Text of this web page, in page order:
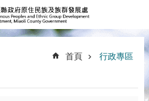
首頁 行政專區